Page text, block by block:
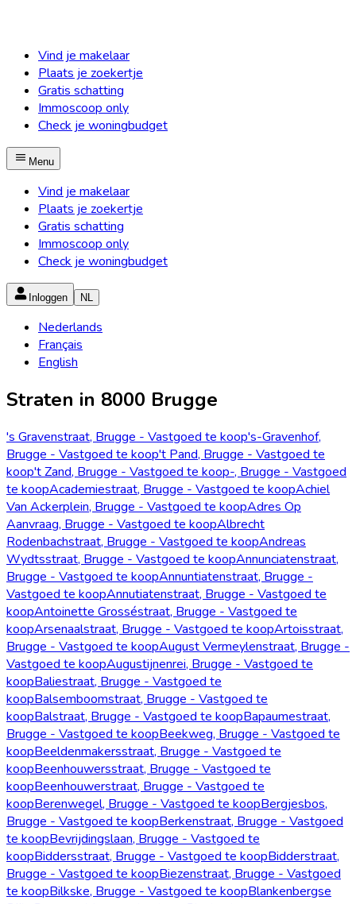
Vind je makelaar
Plaats je zoekertje
Gratis schatting
Immoscoop only
Check je woningbudget
Menu
Vind je makelaar
Plaats je zoekertje
Gratis schatting
Immoscoop only
Check je woningbudget
Inloggen NL
Nederlands
Français
English
Straten in 8000 Brugge
's Gravenstraat, Brugge - Vastgoed te koop's-Gravenhof,
Brugge - Vastgoed te koop't Pand, Brugge - Vastgoed te
koop't Zand, Brugge - Vastgoed te koop-, Brugge - Vastgoed
te koopAcademiestraat, Brugge - Vastgoed te koopAchiel
Van Ackerplein, Brugge - Vastgoed te koopAdres Op
Aanvraag, Brugge - Vastgoed te koopAlbrecht
Rodenbachstraat, Brugge - Vastgoed te koopAndreas
Wydtsstraat, Brugge - Vastgoed te koopAnnunciatenstraat,
Brugge - Vastgoed te koopAnnuntiatenstraat, Brugge -
Vastgoed te koopAnnutiatenstraat, Brugge - Vastgoed te
koopAntoinette Grosséstraat, Brugge - Vastgoed te
koopArsenaalstraat, Brugge - Vastgoed te koopArtoisstraat,
Brugge - Vastgoed te koopAugust Vermeylenstraat, Brugge -
Vastgoed te koopAugustijnenrei, Brugge - Vastgoed te
koopBaliestraat, Brugge - Vastgoed te
koopBalsemboomstraat, Brugge - Vastgoed te
koopBalstraat, Brugge - Vastgoed te koopBapaumestraat,
Brugge - Vastgoed te koopBeekweg, Brugge - Vastgoed te
koopBeeldenmakersstraat, Brugge - Vastgoed te
koopBeenhouwersstraat, Brugge - Vastgoed te
koopBeenhouwerstraat, Brugge - Vastgoed te
koopBerenwegel, Brugge - Vastgoed te koopBergjesbos,
Brugge - Vastgoed te koopBerkenstraat, Brugge - Vastgoed
te koopBevrijdingslaan, Brugge - Vastgoed te
koopBiddersstraat, Brugge - Vastgoed te koopBidderstraat,
Brugge - Vastgoed te koopBiezenstraat, Brugge - Vastgoed
te koopBilkske, Brugge - Vastgoed te koopBlankenbergse